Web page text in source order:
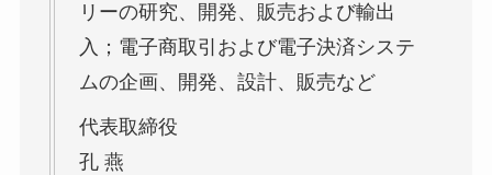
リーの研究、開発、販売および輸出
入；電子商取引および電子決済システ
ムの企画、開発、設計、販売など
代表取締役
孔 燕